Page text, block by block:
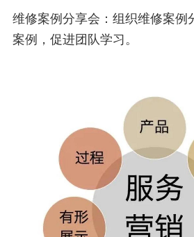
维修案例分享会：组织维修案例
案例，促进团队学习。